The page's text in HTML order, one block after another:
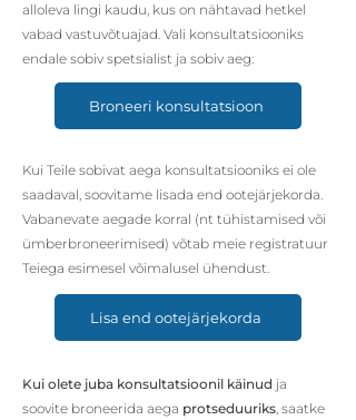
alloleva lingi kaudu, kus on nähtavad hetkel
vabad vastuvõtuajad. Vali konsultatsiooniks
endale sobiv spetsialist ja sobiv aeg:
Broneeri konsultatsioon
Kui Teile sobivat aega konsultatsiooniks ei ole
saadaval, soovitame lisada end ootejärjekorda.
Vabanevate aegade korral (nt tühistamised või
ümberbroneerimised) võtab meie registratuur
Teiega esimesel võimalusel ühendust.
Lisa end ootejärjekorda
Kui olete juba konsultatsioonil käinud ja
soovite broneerida aega protseduuriks, saatke